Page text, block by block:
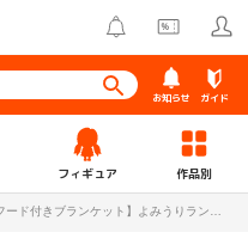
お知らせ ガイド
フィギュア 作品別
ード付きブランケット】よみうりランド